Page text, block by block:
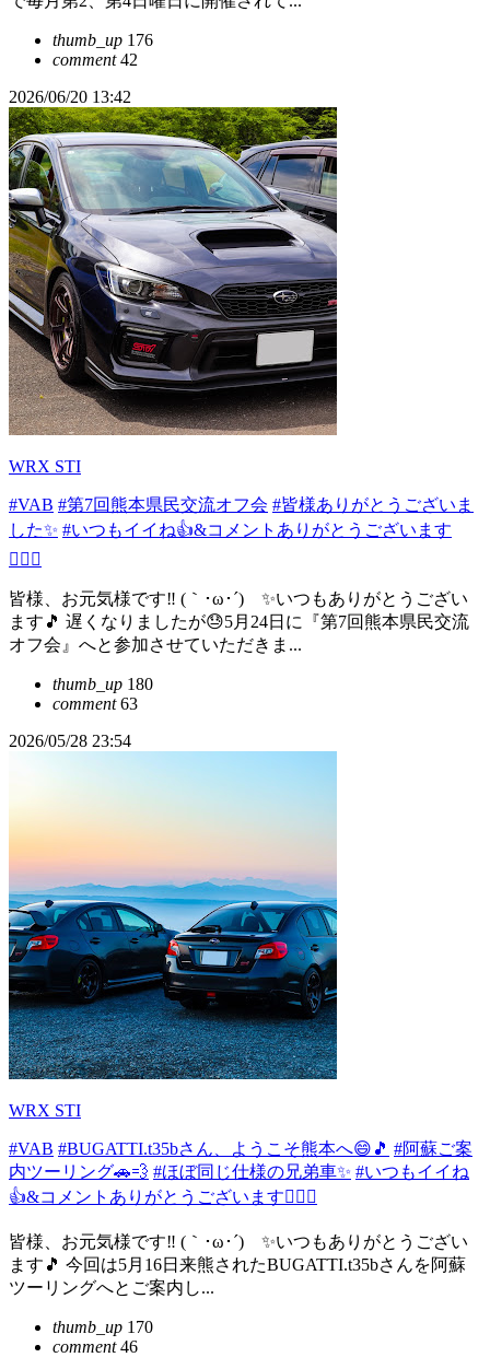
thumb_up 176
comment42
2026/06/20 13:42
WRX STI
#VAB #第7回熊本県民交流オフ会 #皆様ありがとうございま
した✨ #いつもイイね👍&コメントありがとうございます
🙇‍♂✨
皆様、お元気様です‼️ (｀･ω･´)ゞ✨いつもありがとうござい
ます🎵 遅くなりましたが😓5月24日に『第7回熊本県民交流
オフ会』へと参加させていただきま...
thumb_up 180
comment63
2026/05/28 23:54
WRX STI
#VAB #BUGATTI.t35bさん、ようこそ熊本へ😄🎵 #阿蘇ご案
内ツーリング🚗💨 #ほぼ同じ仕様の兄弟車✨ #いつもイイね
👍&コメントありがとうございます🙇‍♂✨
皆様、お元気様です‼️ (｀･ω･´)ゞ✨いつもありがとうござい
ます🎵 今回は5月16日来熊されたBUGATTI.t35bさんを阿蘇
ツーリングへとご案内し...
thumb_up 170
comment46